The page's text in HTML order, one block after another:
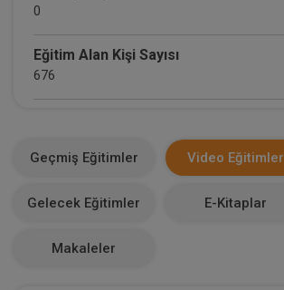
0
Eğitim Alan Kişi Sayısı
676
0
Geçmiş Eğitimler Video Eğitimler
Gelecek Eğitimler E-Kitaplar
Makaleler